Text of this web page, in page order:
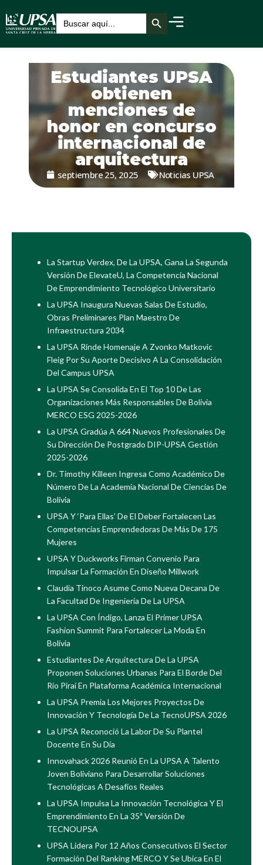
Buscar: Botón de búsqueda
Estudiantes UPSA
obtienen
menciones de
honor en concurso
internacional de
arquitectura
septiembre 25, 2025 Noticias UPSA
La Startup Verdex, De La UPSA, Gana La Segunda
Versión De ElevateU, La Competencia Nacional
De Emprendimiento Tecnológico Universitario
La UPSA Inaugura Nuevas Salas De Estudio,
Obras Preliminares Plan Maestro De
Infraestructura 2034
La UPSA Rinde Homenaje A Zvonko Matkovic
Fleig Por Su Aporte Decisivo A La Consolidación
Del Campus UPSA
La UPSA Se Consolida En El Top 10 De Las
Organizaciones Más Responsables De Bolivia
MERCO ESG 2025-2026
La UPSA Gradúa A 664 Nuevos Profesionales De
Su Dirección De Postgrado DIP-UPSA Gestión
2025-2026
Dr. Timothy Killeen Ingresa Como Académico De
Número De La Academia Nacional De Ciencias De
Bolivia
UPSA Y ‘Para Ellas’ De El Deber Fortalecen Las
Competencias Emprendedoras De Más De 175
Mujeres
UPSA Y Duckworks Firman Convenio Para
Impulsar La Formación En Diseño Millwork
Claudia Tinoco Asume Como Nueva Decana De
La Facultad De Ingeniería De La UPSA
La UPSA Con Índigo, Lanza El Primer UPSA
Fashion Summit Para Fortalecer La Moda En
Bolivia
Estudiantes De Arquitectura De La UPSA
Proponen Soluciones Urbanas Para El Borde Del
Río Piraí En Plataforma Académica Internacional
La UPSA Premia Los Mejores Proyectos De
Innovación Y Tecnología De La TecnoUPSA 2026
La UPSA Reconoció La Labor De Su Plantel
Docente En Su Día
Innovahack 2026 Reunió En La UPSA A Talento
Joven Boliviano Para Desarrollar Soluciones
Tecnológicas A Desafíos Reales
La UPSA Impulsa La Innovación Tecnológica Y El
Emprendimiento En La 35ª Versión De
TECNOUPSA
UPSA Lidera Por 12 Años Consecutivos El Sector
Formación Del Ranking MERCO Y Se Ubica En El